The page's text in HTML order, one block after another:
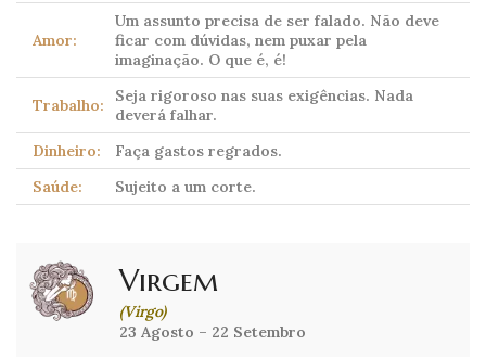
Amor:
Um assunto precisa de ser falado. Não deve
ficar com dúvidas, nem puxar pela
imaginação. O que é, é!
Trabalho:
Seja rigoroso nas suas exigências. Nada
deverá falhar.
Dinheiro:
Faça gastos regrados.
Saúde:
Sujeito a um corte.
Virgem
(Virgo)
23 Agosto – 22 Setembro